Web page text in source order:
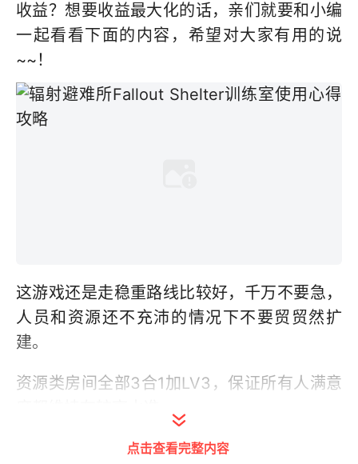
收益？想要收益最大化的话，亲们就要和小编
一起看看下面的内容，希望对大家有用的说
~~！
这游戏还是走稳重路线比较好，千万不要急，
人员和资源还不充沛的情况下不要贸贸然扩
建。
资源类房间全部3合1加LV3，保证所有人满意
通过电台和“造人”慢慢增加人口，治疗针和福
点击查看完整内容